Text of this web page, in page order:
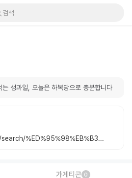
검색
생과일, 오늘은 하복당으로 충분합니다
https://map.naver.com/p/search/%ED%95%98%EB%B3%B5%EB%8B%B9/place/2066703145
가게티콘 0